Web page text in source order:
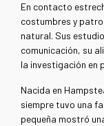
En contacto
costumbres y
natural. Sus
comunicación, su
la investigación en
Nacida en
siempre tuvo una
pequeña mostró